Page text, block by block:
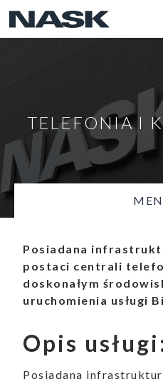
TELEFONIA I
Posiadana
postaci centrali
doskonałym
uruchomienia usługi
Opis
Posiadana